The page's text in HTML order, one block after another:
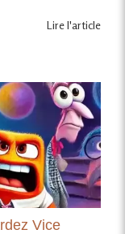
Lire l'article
Vice